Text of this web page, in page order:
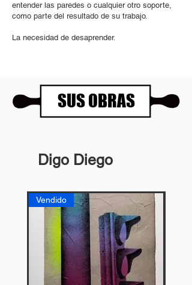
entender las paredes o cualquier otro soporte,
como parte del resultado de su trabajo.
La necesidad de desaprender.
SUS OBRAS
Digo Diego
Vendido